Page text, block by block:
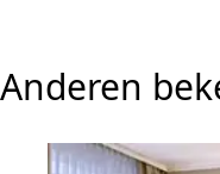
Anderen